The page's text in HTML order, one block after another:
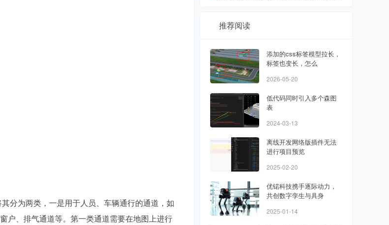
分为两类，一是用于人员、车辆通行的通道，如
户、排气通道等。第一类通道需要在地图上进行
推荐阅读
添加的css标签模型拉长，
标签也变长，怎么
2026-05-20
低代码同时引入多个森图
表
2024-03-13
离线开发网络版插件无法
进行项目预览
2025-02-20
优锘科技携手逐际动力，
共创数字孪生与具身
2025-01-14